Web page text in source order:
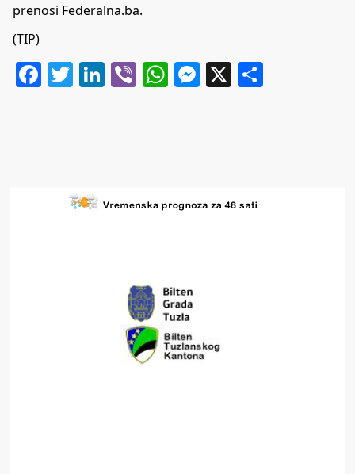
prenosi Federalna.ba.
(TIP)
Facebook
Twitter
LinkedIn
ViberWhatsApp
Messenger
X